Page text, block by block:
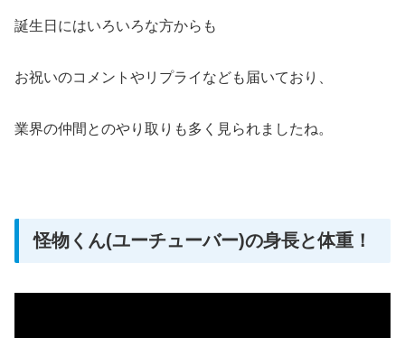
誕生日にはいろいろな方からも
お祝いのコメントやリプライなども届いており、
業界の仲間とのやり取りも多く見られましたね。
怪物くん(ユーチューバー)の身長と体重！